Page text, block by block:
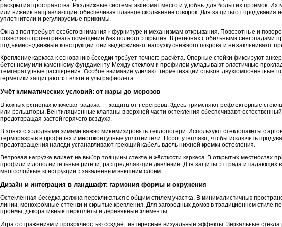
раскрытия пространства. Раздвижные системы экономят место и удобны для больших проёмов. Их
или нижние направляющие, обеспечивая плавное скольжение створок. Для защиты от продувания
уплотнители и регулируемые прижимы.
Окна в пол требуют особого внимания к фурнитуре и механизмам открывания. Поворотные и
позволяют проветривать помещение без полного открытия. В регионах с обильными снегопадами
подъёмно-сдвижные конструкции: они выдерживают нагрузку снежного покрова и не заклинивают
Крепление каркаса к основанию беседки требует точного расчёта. Опорные стойки фиксируют
бетонному или каменному фундаменту. Между стеклом и профилем укладывают эластичные
температурные расширения. Особое внимание уделяют герметизации стыков: двухкомпонентные
герметики защищают от влаги и ультрафиолета.
Учёт климатических условий: от жары до морозов
В южных регионах ключевая задача — защита от перегрева. Здесь применяют рефлекторные
или рольшторы. Вентиляционные клапаны в верхней части остекления обеспечивают
предотвращая застой горячего воздуха.
В зонах с холодными зимами важно минимизировать теплопотери. Используют стеклопакеты с
терморазрыв в профилях и многоконтурные уплотнители. Порог утепляют, чтобы исключить
предотвращения наледи устанавливают греющий кабель вдоль нижней кромки остекления.
Ветровая нагрузка влияет на выбор толщины стекла и жёсткости каркаса. В открытых местностях
профили и дополнительные ригели, распределяющие давление. Для защиты от града и падающих
многослойные конструкции с закалённым внешним слоем.
Дизайн и интеграция в ландшафт: гармония формы и окружения
Остеклённая беседка должна перекликаться с общим стилем участка. В минималистичных
линии, монохромные оттенки и скрытые крепления. Для загородных домов в традиционном стиле
проёмы, декоративные переплёты и деревянные элементы.
Игра с отражением и прозрачностью создаёт интересные визуальные эффекты. Зеркальные